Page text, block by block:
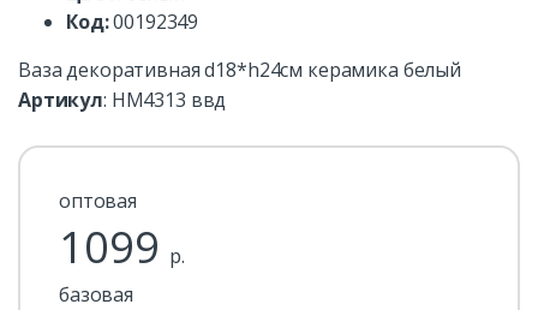
Код:00192349
Ваза декоративная d18*h24см керамика белый
Артикул: HM4313 ввд
оптовая
1099 р.
базовая